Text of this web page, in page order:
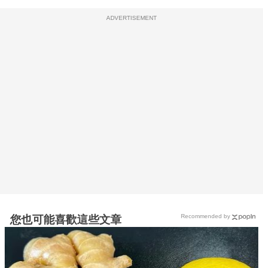
ADVERTISEMENT
您也可能喜歡這些文章 Recommended by